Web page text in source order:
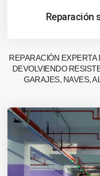
Reparación
REPARACIÓN EXPERTA
DEVOLVIENDO
GARAJES, NAVES,